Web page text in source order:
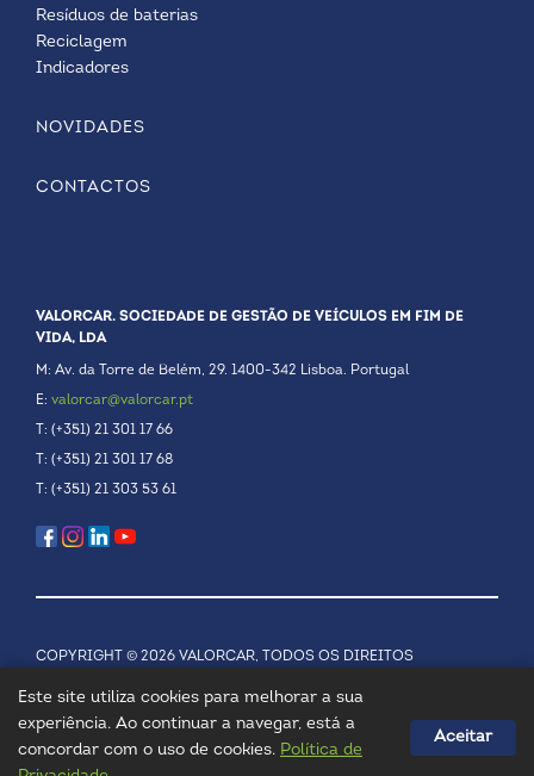
Resíduos de baterias
Reciclagem
Indicadores
NOVIDADES
CONTACTOS
VALORCAR. SOCIEDADE DE GESTÃO DE VEÍCULOS EM FIM DE
VIDA, LDA
M: Av. da Torre de Belém, 29. 1400-342 Lisboa. Portugal
E: valorcar@valorcar.pt
T: (+351) 21 301 17 66
T: (+351) 21 301 17 68
T: (+351) 21 303 53 61
COPYRIGHT © 2026 VALORCAR, TODOS OS DIREITOS
Este site utiliza cookies para melhorar a sua
experiência. Ao continuar a navegar, está a
concordar com o uso de cookies. Política de
Aceitar